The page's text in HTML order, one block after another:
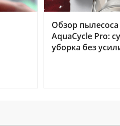
Обзор пылесоса
AquaCycle Pro:
уборка без